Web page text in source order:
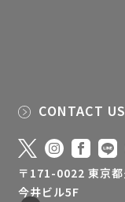
CONTACT US
〒171-0022 東京
今井ビル5F